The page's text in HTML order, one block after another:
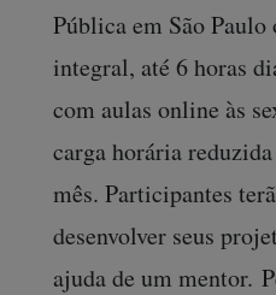
Pública em São
integral, até 6 horas
com aulas online às
carga horária
mês. Participantes
desenvolver seus
ajuda de um mentor.